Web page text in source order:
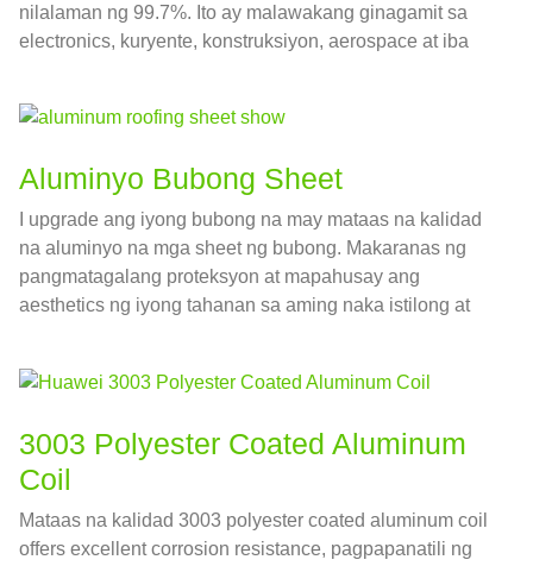
nilalaman ng 99.7%. Ito ay malawakang ginagamit sa
electronics, kuryente, konstruksiyon, aerospace at iba
Aluminyo Bubong Sheet
I upgrade ang iyong bubong na may mataas na kalidad
na aluminyo na mga sheet ng bubong. Makaranas ng
pangmatagalang proteksyon at mapahusay ang
aesthetics ng iyong tahanan sa aming naka istilong at
3003 Polyester Coated Aluminum
Coil
Mataas na kalidad 3003 polyester coated aluminum coil
offers excellent corrosion resistance, pagpapanatili ng